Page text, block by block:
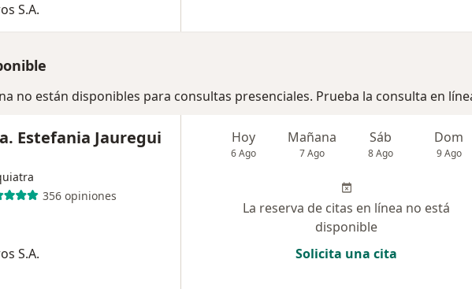
S.A.
no están disponibles para consultas presenciales. Prueba la consulta en
Estefania Jauregui
356 opiniones
S.A.
Hoy
6 Ago
Mañana
7 Ago
Sáb
8 Ago
Dom
9 Ago
La reserva de citas en línea no está
disponible
Solicita una cita